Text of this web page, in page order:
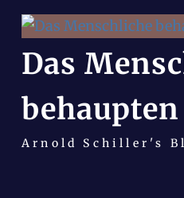
Das
behaupten
Arnold Schiller's